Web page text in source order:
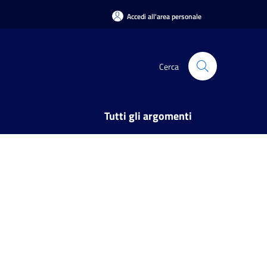
Accedi all'area personale
Cerca
Tutti gli argomenti